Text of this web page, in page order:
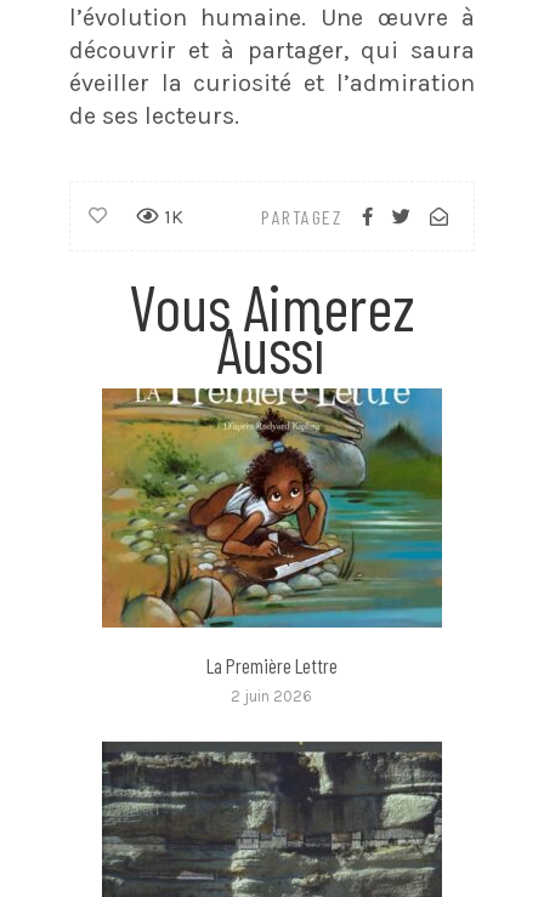
l’évolution humaine. Une œuvre à
découvrir et à partager, qui saura
éveiller la curiosité et l’admiration
de ses lecteurs.
PARTAGEZ
1K
Vous Aimerez
Aussi
La Première Lettre
2 juin 2026